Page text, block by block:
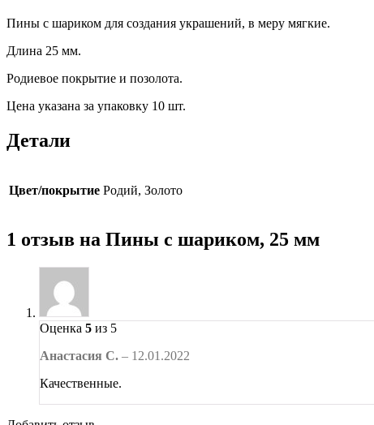
Пины с шариком для создания украшений, в меру мягкие.
Длина 25 мм.
Родиевое покрытие и позолота.
Цена указана за упаковку 10 шт.
Детали
Цвет/покрытие Родий, Золото
1 отзыв на Пины с шариком, 25 мм
Оценка 5 из 5
Анастасия С. – 12.01.2022
Качественные.